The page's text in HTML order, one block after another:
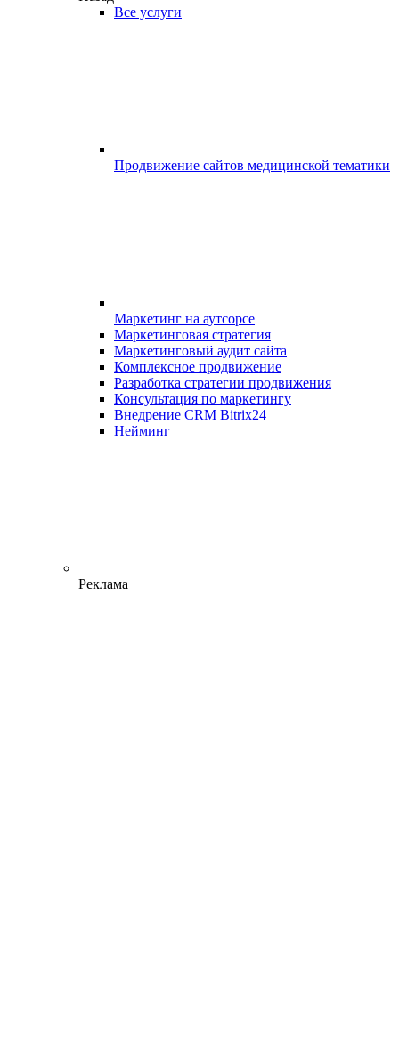
Все услуги
Продвижение сайтов медицинской тематики
Маркетинг на аутсорсе
Маркетинговая стратегия
Маркетинговый аудит сайта
Комплексное продвижение
Разработка стратегии продвижения
Консультация по маркетингу
Внедрение CRM Bitrix24
Нейминг
Реклама